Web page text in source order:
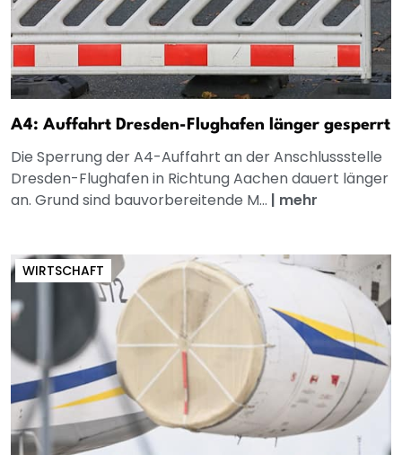
A4: Auffahrt Dresden-Flughafen länger gesperrt
Die Sperrung der A4-Auffahrt an der Anschlussstelle
Dresden-Flughafen in Richtung Aachen dauert länger
an. Grund sind bauvorbereitende M... | mehr
WIRTSCHAFT